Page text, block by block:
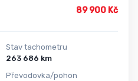
89 900 Kč
Stav tachometru
263 686 km
Převodovka/pohon